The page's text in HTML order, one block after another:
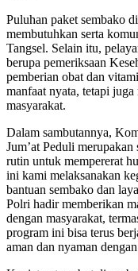
Puluhan paket sembako
membutuhkan serta
Tangsel. Selain itu,
berupa pemeriksaan
pemberian obat dan
manfaat nyata, tetapi
masyarakat.
Dalam sambutannya,
Jum’at Peduli
rutin untuk mempererat
ini kami melaksanakan
bantuan sembako dan
Polri hadir memberikan
dengan masyarakat,
program ini bisa terus
aman dan nyaman